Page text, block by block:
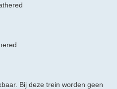
Bij deze trein worden geen